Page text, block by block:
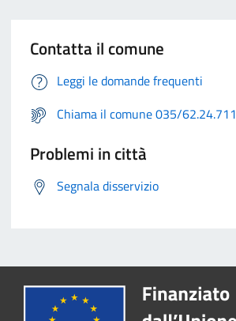
Contatta il comune
Leggi le domande frequenti
Chiama il comune 035/62.24.711
Problemi in città
Segnala disservizio